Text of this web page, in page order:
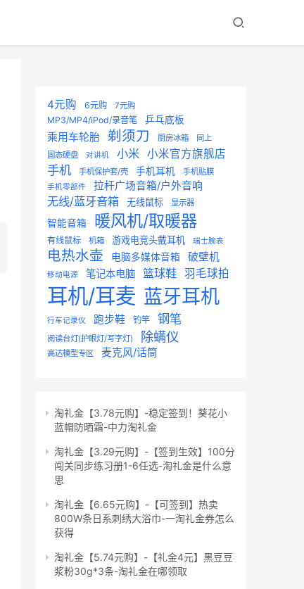
4元购 6元购 7元购
MP3/MP4/iPod/录音笔 乒乓底板
乘用车轮胎 剃须刀 厨房冰箱
同上
固态硬盘
对讲机 小米 小米官方旗舰店
手机 手机保护套/壳 手机耳机 手机贴膜
手机零部件 拉杆广场音箱/户外音响
无线/蓝牙音箱 无线鼠标 显示器
智能音箱 暖风机/取暖器
有线鼠标 机箱 游戏电竞头戴耳机 瑞士腕表
电热水壶 电脑多媒体音箱 破壁机
移动电源 笔记本电脑 篮球鞋 羽毛球拍
耳机/耳麦 蓝牙耳机
行车记录仪 跑步鞋 钓竿 钢笔
阅读台灯(护眼灯/写字灯) 除螨仪
高达模型专区 麦克风/话筒
淘礼金【3.78元购】-稳定签到！葵花小
蓝帽防晒霜-中力淘礼金
淘礼金【3.29元购】-【签到生效】100分
闯关同步练习册1-6任选-淘礼金是什么意
思
淘礼金【6.65元购】-【可签到】热卖
800W条日系刺绣大浴巾-一淘礼金券怎么
获得
淘礼金【5.74元购】-【礼金4元】黑豆豆
浆粉30g*3条-淘礼金在哪领取